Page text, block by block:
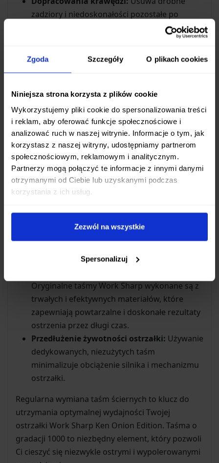
Zgoda Szczegóły O plikach cookies
Niniejsza strona korzysta z plików cookie
Wykorzystujemy pliki cookie do spersonalizowania treści
i reklam, aby oferować funkcje społecznościowe i
analizować ruch w naszej witrynie. Informacje o tym, jak
korzystasz z naszej witryny, udostępniamy partnerom
społecznościowym, reklamowym i analitycznym.
Partnerzy mogą połączyć te informacje z innymi danymi
otrzymanymi od Ciebie lub uzyskanymi podczas
korzystania z ich usług.
Zezwól na wszystkie
Spersonalizuj
zadziory i niedoskonałości pozostałe po
Nadaje krawędzi wysoki połysk,
redukując tarcie podczas cięcia.
Osiągnięcia ekstremalnej ostrości:
precyzyjnego krojenia delikatnych materiałów.
Jest to idealny wybór do finalnego wykończenia
noży kuchennych, scyzoryków, narzędzi
stolarskich czy innych ostrzy wymagających
gładkiej i bardzo ostrej krawędzi.
Dlaczego Oryginalna Taśma Work
Sharp?
zaprojektowana precyzyjnie do mechanizmu
gwarantuje płynną i bezpieczną pracę.
Oryginalne taśmy Work Sharp wykonane są z
trwałych i efektywnych materiałów, które
zapewniają powtarzalne i doskonałe rezultaty
ostrzenia przez długi czas.
Przedłużenie żywotności ostrzałki: Używanie
dedykowanych, niezużytych taśm
minimalizuje obciążenie silnika i mechanizmu
ostrzałki.
Regularna wymiana taśm ściernych to klucz do
utrzymania optymalnej wydajności Twojej
ostrzałki Work Sharp Ken Onion Edition. Taśma o
gradacji 1000 to niezbędny element, który pozwoli
Ci cieszyć się niezwykle ostrymi i wypolerowanymi